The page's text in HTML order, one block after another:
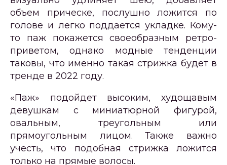
объем прическе, послушно ложится по
голове и легко поддается укладке. Кому-
то паж покажется своеобразным ретро-
приветом, однако модные тенденции
таковы, что именно такая стрижка будет в
тренде в 2022 году.
«Паж» подойдет высоким, худощавым
девушкам с миниатюрной фигурой,
овальным, треугольным или
прямоугольным лицом. Также важно
учесть, что подобная стрижка ложится
только на прямые волосы.